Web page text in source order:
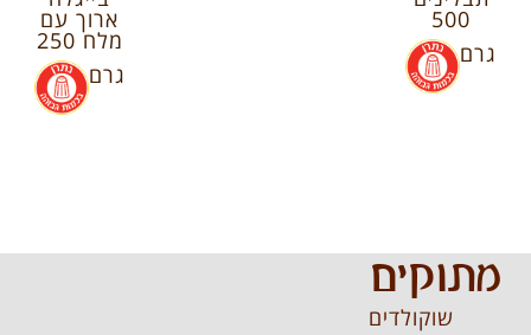
500
גרם
.
ארוך עם
מלח 250
גרם
.
מתוקים
שוקולדים